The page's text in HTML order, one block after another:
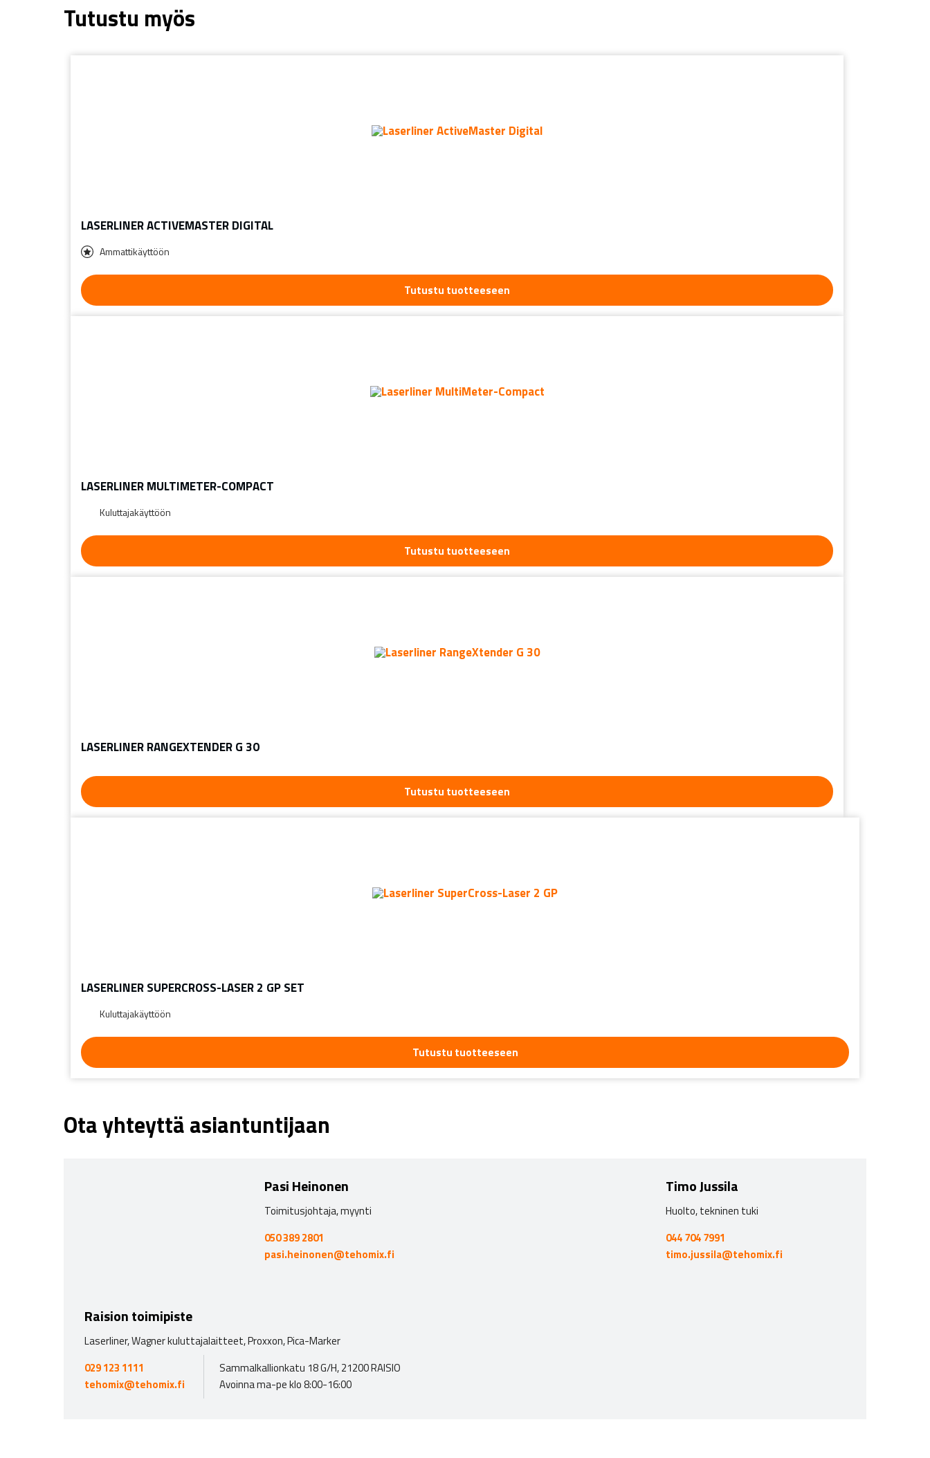
Tutustu myös
LASERLINER ACTIVEMASTER DIGITAL
Ammattikäyttöön
Tutustu tuotteeseen
LASERLINER MULTIMETER-COMPACT
Kuluttajakäyttöön
Tutustu tuotteeseen
LASERLINER RANGEXTENDER G 30
Tutustu tuotteeseen
LASERLINER SUPERCROSS-LASER 2 GP SET
Kuluttajakäyttöön
Tutustu tuotteeseen
Ota yhteyttä asiantuntijaan
Pasi Heinonen
Toimitusjohtaja, myynti
050 389 2801
pasi.heinonen@tehomix.fi
Timo Jussila
Huolto, tekninen tuki
044 704 7991
timo.jussila@tehomix.fi
Raision toimipiste
Laserliner, Wagner kuluttajalaitteet, Proxxon, Pica-Marker
029 123 1111
tehomix@tehomix.fi
Sammalkallionkatu 18 G/H, 21200 RAISIO
Avoinna ma-pe klo 8:00-16:00